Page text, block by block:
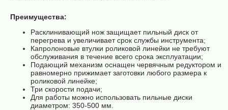
Преимущества:
Расклинивающий нож защищает пильный диск от
перегрева и увеличивает срок службы инструмента;
Капролоновые втулки роликовой линейки не требуют
обслуживания в течение всего срока эксплуатации;
Подающий механизм оснащен червячным редуктором и
равномерно прижимает заготовки любого размера к
роликовой линейке;
Три скорости подачи;
Для работы можно использовать пильные диски
диаметром: 350-500 мм.